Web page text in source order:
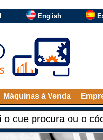
English
Máquinas à Venda